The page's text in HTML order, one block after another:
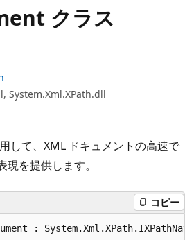
クラス
System.Xml.XPath.dll
して、XML ドキュメントの高速で
を提供します。
コピー
: